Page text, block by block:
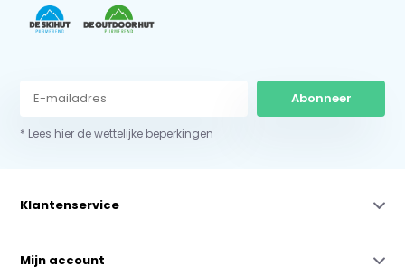
Abonneer
* Lees hier de wettelijke beperkingen
Klantenservice
Mijn account